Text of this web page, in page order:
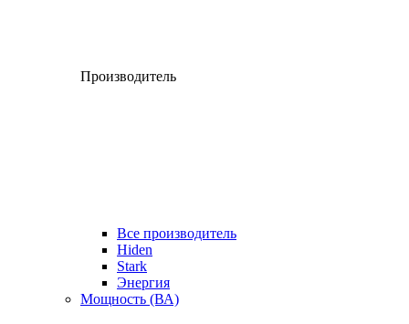
Производитель
Все производитель
Hiden
Stark
Энергия
Мощность (ВА)